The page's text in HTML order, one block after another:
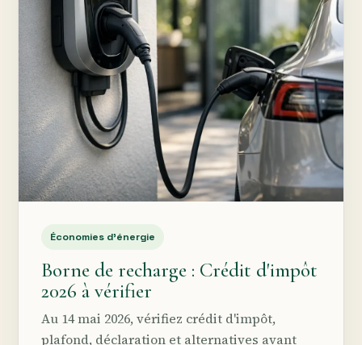
Économies d’énergie
Borne de recharge : Crédit d'impôt
2026 à vérifier
Au 14 mai 2026, vérifiez crédit d'impôt,
plafond, déclaration et alternatives avant